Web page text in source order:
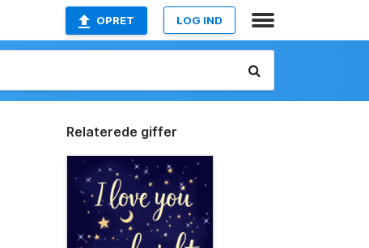
OPRET LOG IND
Relaterede giffer